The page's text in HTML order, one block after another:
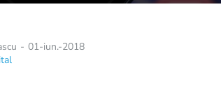
- 01-iun.-2018